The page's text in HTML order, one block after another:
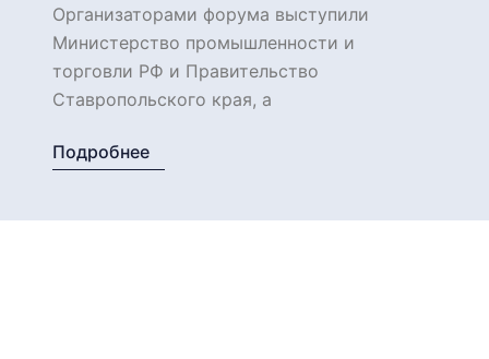
Организаторами форума выступили
Министерство промышленности и
торговли РФ и Правительство
Ставропольского края, а
Подробнее